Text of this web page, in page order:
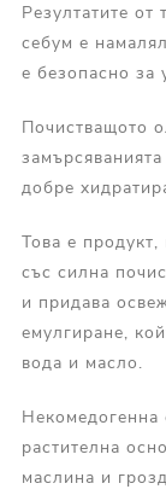
Резултатите от
себум е
е безопасно за
Почистващото
добре
Това е
със силна
и придава
емулгиране,
вода и масло.
растителна
маслина и